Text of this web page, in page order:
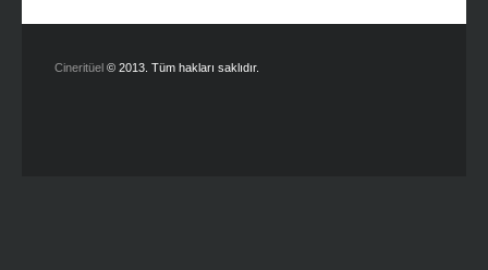
Cineritüel © 2013. Tüm hakları saklıdır.